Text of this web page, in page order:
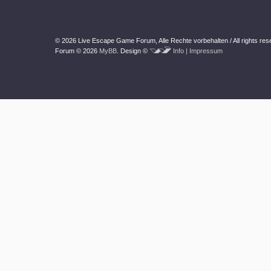
© 2026 Live Escape Game Forum, Alle Rechte vorbehalten /All rights
Forum © 2026 MyBB Design © Info | Impressum